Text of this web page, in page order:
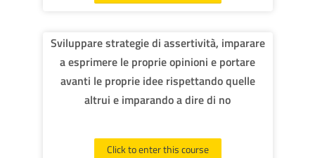
Sviluppare strategie di assertività, imparare
a esprimere le proprie opinioni e portare
avanti le proprie idee rispettando quelle
altrui e imparando a dire di no
Click to enter this course